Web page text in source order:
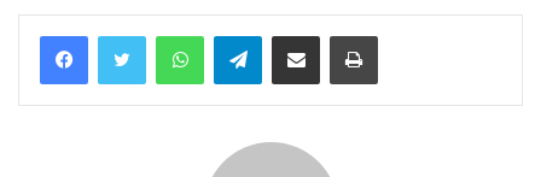
WhatsAppTelegramShare via Email Print